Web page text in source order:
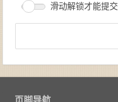
滑动解锁才能提交
页脚导航